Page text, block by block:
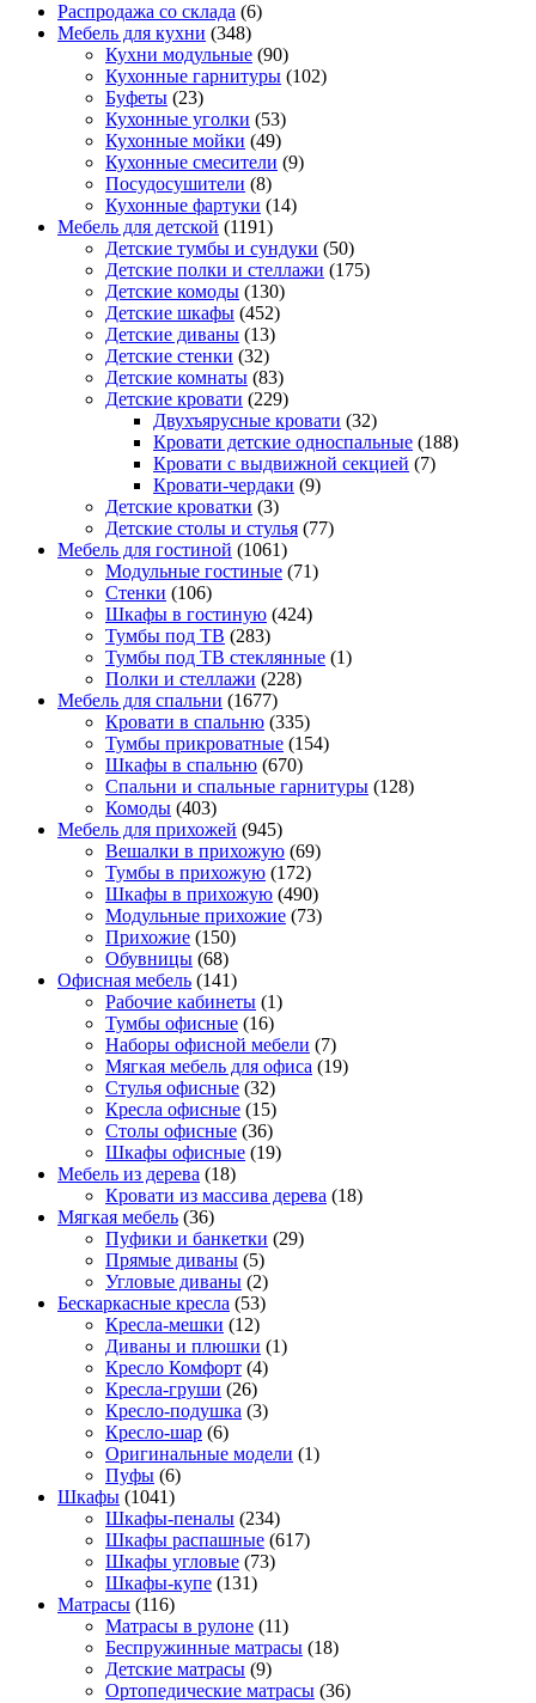
Распродажа со склада (6)
Мебель для кухни (348)
Кухни модульные (90)
Кухонные гарнитуры (102)
Буфеты (23)
Кухонные уголки (53)
Кухонные мойки (49)
Кухонные смесители (9)
Посудосушители (8)
Кухонные фартуки (14)
Мебель для детской (1191)
Детские тумбы и сундуки (50)
Детские полки и стеллажи (175)
Детские комоды (130)
Детские шкафы (452)
Детские диваны (13)
Детские стенки (32)
Детские комнаты (83)
Детские кровати (229)
Двухъярусные кровати (32)
Кровати детские односпальные (188)
Кровати с выдвижной секцией (7)
Кровати-чердаки (9)
Детские кроватки (3)
Детские столы и стулья (77)
Мебель для гостиной (1061)
Модульные гостиные (71)
Стенки (106)
Шкафы в гостиную (424)
Тумбы под ТВ (283)
Тумбы под ТВ стеклянные (1)
Полки и стеллажи (228)
Мебель для спальни (1677)
Кровати в спальню (335)
Тумбы прикроватные (154)
Шкафы в спальню (670)
Спальни и спальные гарнитуры (128)
Комоды (403)
Мебель для прихожей (945)
Вешалки в прихожую (69)
Тумбы в прихожую (172)
Шкафы в прихожую (490)
Модульные прихожие (73)
Прихожие (150)
Обувницы (68)
Офисная мебель (141)
Рабочие кабинеты (1)
Тумбы офисные (16)
Наборы офисной мебели (7)
Мягкая мебель для офиса (19)
Стулья офисные (32)
Кресла офисные (15)
Столы офисные (36)
Шкафы офисные (19)
Мебель из дерева (18)
Кровати из массива дерева (18)
Мягкая мебель (36)
Пуфики и банкетки (29)
Прямые диваны (5)
Угловые диваны (2)
Бескаркасные кресла (53)
Кресла-мешки (12)
Диваны и плюшки (1)
Кресло Комфорт (4)
Кресла-груши (26)
Кресло-подушка (3)
Кресло-шар (6)
Оригинальные модели (1)
Пуфы (6)
Шкафы (1041)
Шкафы-пеналы (234)
Шкафы распашные (617)
Шкафы угловые (73)
Шкафы-купе (131)
Матрасы (116)
Матрасы в рулоне (11)
Беспружинные матрасы (18)
Детские матрасы (9)
Ортопедические матрасы (36)